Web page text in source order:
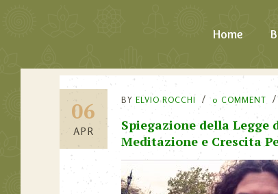
Home
06
APR
BY ELVIO ROCCHI 0 COMMENT
Spiegazione della Legge
Meditazione e Crescita